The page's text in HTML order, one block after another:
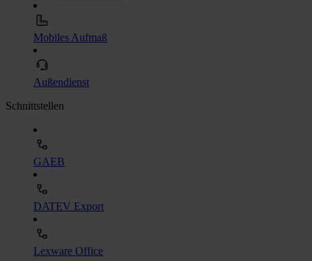
Mobiles Aufmaß
Außendienst
Schnittstellen
GAEB
DATEV Export
Lexware Office